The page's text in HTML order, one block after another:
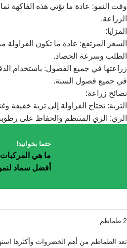
الزراعة.
المزايا:
السعر المرتفع: عادة ما تكون الفراولة
الطلب وسرعة الحصاد.
زراعتها في جميع الفصول: باستخدام
في جميع فصول السنة.
نصائح زراعة:
التربة: تحتاج الفراولة إلى تربة خفيفة
الري: الري المنتظم والحفاظ على
حتما بخوانید!
ما هي المركبات
أفضل سماد
2.طماطم
تعد الطماطم من أهم الخضروات وأكثرها